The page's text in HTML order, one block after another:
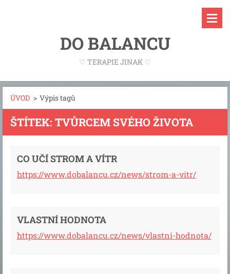
DO BALANCU
♡ TERAPIE JINAK ♡
ÚVOD > Výpis tagů
ŠTÍTEK: TVŮRCEM SVÉHO ŽIVOTA
CO UČÍ STROM A VÍTR
https://www.dobalancu.cz/news/strom-a-vitr/
VLASTNÍ HODNOTA
https://www.dobalancu.cz/news/vlastni-hodnota/